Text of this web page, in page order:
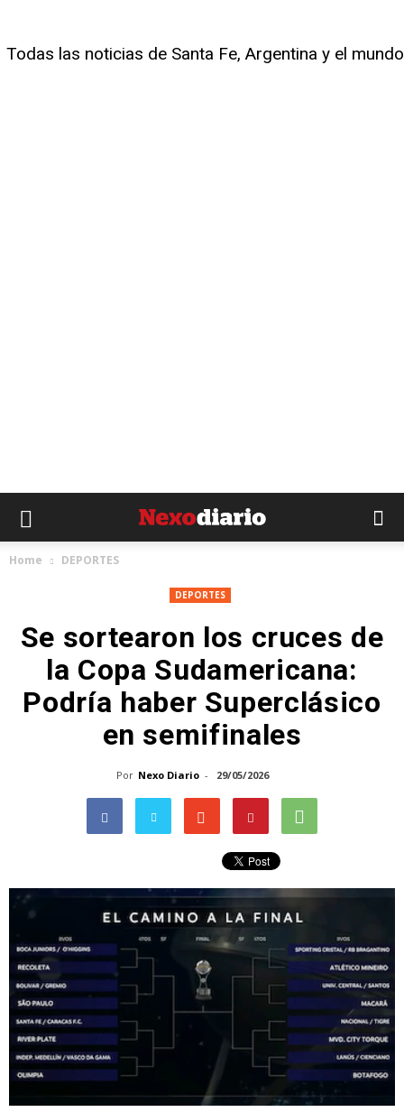
Todas las noticias de Santa Fe, Argentina y el mundo
Home DEPORTES
DEPORTES
Se sortearon los cruces de
la Copa Sudamericana:
Podría haber Superclásico
en semifinales
Por Nexo Diario - 29/05/2026